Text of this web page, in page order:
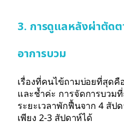
3. การดูแลหลังผ่าตัดต
อาการบวม
เรื่องที่คนไข้ถามบ่อยที่สุดคื
และช้ำค่ะ การจัดการบวม
ระยะเวลาพักฟื้นจาก 4 สัป
เพียง 2-3 สัปดาห์ได้